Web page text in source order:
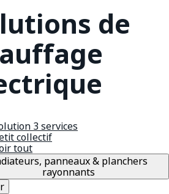
de
3 services
collectif
tout
panneaux & planchers
rayonnants